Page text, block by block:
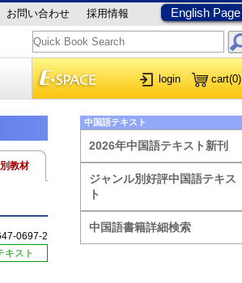
English Page
お問い合わせ 採用情報
login cart(0)
教材
0697-2
キスト
中国語テキスト
2026年中国語テキスト新刊
ジャンル別好評中国語テキス
ト
中国語書籍詳細検索